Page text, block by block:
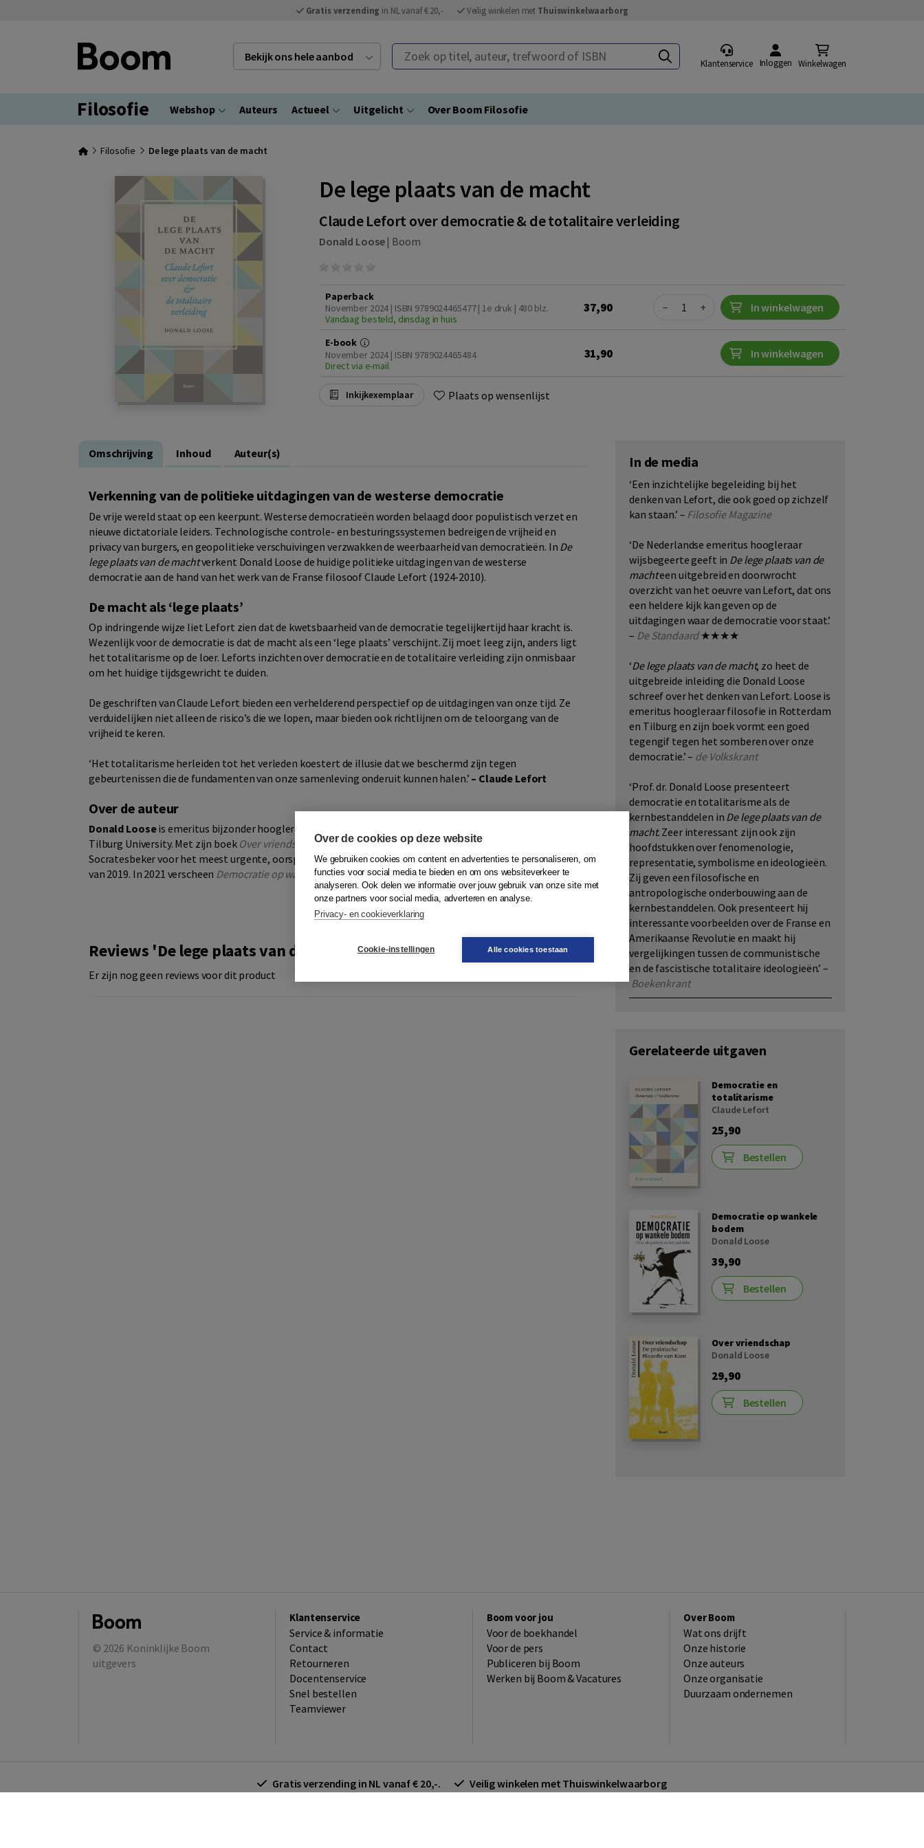
Gratis verzending in NL vanaf € 20,- Veilig winkelen met Thuiswinkelwaarborg
Bekijk ons hele aanbod Zoek op titel, auteur, trefwoord of ISBN
Klantenservice Inloggen Winkelwagen
Filosofie Webshop Auteurs Actueel Uitgelicht Over Boom Filosofie
Filosofie De lege plaats van de macht
De lege plaats van de macht
Claude Lefort over democratie & de totalitaire verleiding
Donald Loose| Boom
Paperback
November 2024 | ISBN 9789024465477 | 1e druk | 480 blz.
Vandaag besteld, dinsdag in huis
37,90 Quantity
− + In winkelwagen
E-book
November 2024 | ISBN 9789024465484
Direct via e-mail
31,90 In winkelwagen
Inkijkexemplaar Plaats op wensenlijst
Omschrijving Inhoud Auteur(s)
Verkenning van de politieke uitdagingen van de westerse democratie
De vrije wereld staat op een keerpunt. Westerse democratieën worden belaagd door populistisch verzet en
nieuwe dictatoriale leiders. Technologische controle- en besturingssystemen bedreigen de vrijheid en
privacy van burgers, en geopolitieke verschuivingen verzwakken de weerbaarheid van democratieën. In De
lege plaats van de machtverkent Donald Loose de huidige politieke uitdagingen van de westerse
democratie aan de hand van het werk van de Franse filosoof Claude Lefort (1924-2010).
De macht als ‘lege plaats’
Op indringende wijze liet Lefort zien dat de kwetsbaarheid van de democratie tegelijkertijd haar kracht is.
Wezenlijk voor de democratie is dat de macht als een ‘lege plaats’ verschijnt. Zij moet leeg zijn, anders ligt
het totalitarisme op de loer. Leforts inzichten over democratie en de totalitaire verleiding zijn onmisbaar
om het huidige tijdsgewricht te duiden.
De geschriften van Claude Lefort bieden een verhelderend perspectief op de uitdagingen van onze tijd. Ze
verduidelijken niet alleen de risico’s die we lopen, maar bieden ook richtlijnen om de teloorgang van de
vrijheid te keren.
‘Het totalitarisme herleiden tot het verleden koestert de illusie dat we beschermd zijn tegen
gebeurtenissen die de fundamenten van onze samenleving onderuit kunnen halen.’ – Claude Lefort
Over de auteur
Donald Looseis emeritus bijzonder hoogleraar wijsbegeerte aan de Erasmus Universiteit Rotterdam en
Tilburg University. Met zijn boek Over vriendschap. De praktische filosofie van Kantwon hij de prestigieuze
Socratesbeker voor het meest urgente, oorspronkelijke en prikkelende Nederlandstalige filosofieboek
van 2019. In 2021 verscheen Democratie op wankele bodem. Over de politiek en het politieke.
Reviews 'De lege plaats van de macht'
Er zijn nog geen reviews voor dit product
In de media
‘Een inzichtelijke begeleiding bij het
denken van Lefort, die ook goed op zichzelf
kan staan.’ – Filosofie Magazine
‘De Nederlandse emeritus hoogleraar
wijsbegeerte geeft in De lege plaats van de
machteen uitgebreid en doorwrocht
overzicht van het oeuvre van Lefort, dat ons
een heldere kijk kan geven op de
uitdagingen waar de democratie voor staat.’
– De Standaard★★★★
‘De lege plaats van de macht, zo heet de
uitgebreide inleiding die Donald Loose
schreef over het denken van Lefort. Loose is
emeritus hoogleraar filosofie in Rotterdam
en Tilburg en zijn boek vormt een goed
tegengif tegen het somberen over onze
democratie.’ – de Volkskrant
‘Prof. dr. Donald Loose presenteert
democratie en totalitarisme als de
kernbestanddelen in De lege plaats van de
macht. Zeer interessant zijn ook zijn
hoofdstukken over fenomenologie,
representatie, symbolisme en ideologieën.
Zij geven een filosofische en
antropologische onderbouwing aan de
kernbestanddelen. Ook presenteert hij
interessante voorbeelden over de Franse en
Amerikaanse Revolutie en maakt hij
vergelijkingen tussen de communistische
en de fascistische totalitaire ideologieën.’ –
Boekenkrant
Gerelateerde uitgaven
Democratie en
totalitarisme
Claude Lefort
25,90
Bestellen
Democratie op wankele
bodem
Donald Loose
39,90
Bestellen
Over vriendschap
Donald Loose
29,90
Bestellen
© 2026 Koninklijke Boom
uitgevers
Klantenservice
Service & informatie
Contact
Retourneren
Docentenservice
Snel bestellen
Teamviewer
Boom voor jou
Voor de boekhandel
Voor de pers
Publiceren bij Boom
Werken bij Boom & Vacatures
Over Boom
Wat ons drijft
Onze historie
Onze auteurs
Onze organisatie
Duurzaam ondernemen
Gratis verzending in NL vanaf € 20,-. Veilig winkelen met Thuiswinkelwaarborg
Over de cookies op deze website
We gebruiken cookies om content en advertenties te personaliseren, om
functies voor social media te bieden en om ons websiteverkeer te
analyseren. Ook delen we informatie over jouw gebruik van onze site met
onze partners voor social media, adverteren en analyse.
Privacy- en cookieverklaring
Cookie-instellingen Alle cookies toestaan